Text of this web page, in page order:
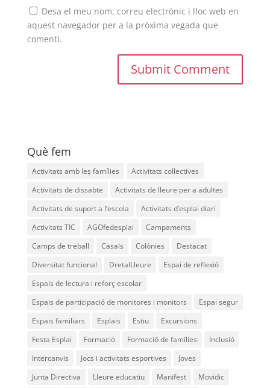
Desa el meu nom, correu electrònic i lloc web en
aquest navegador per a la pròxima vegada que
comenti.
Què fem
Activitats amb les famílies
Activitats col·lectives
Activitats de dissabte
Activitats de lleure per a adultes
Activitats de suport a l’escola
Activitats d’esplai diari
Activitats TIC
AGOfedesplai
Campaments
Camps de treball
Casals Colònies
Destacat
Diversitat funcional
DretalLleure
Espai de reflexió
Espais de lectura i reforç escolar
Espais de participació de monitores i monitors
Espai segur
Espais familiars
Esplais Estiu
Excursions
Festa Esplai
Formació Formació de famílies
Inclusió
Intercanvis
Jocs i activitats esportives
Joves
Junta Directiva
Lleure educatiu Manifest
Movidic